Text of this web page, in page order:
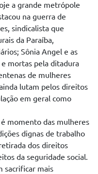
a grande metrópole
na guerra de
sindicalista que
da Paraíba,
Sônia Angel e as
mortas pela ditadura
de mulheres
lutam pelos direitos
em geral como
momento das mulheres
dignas de trabalho
dos direitos
da seguridade social.
sacrificar mais